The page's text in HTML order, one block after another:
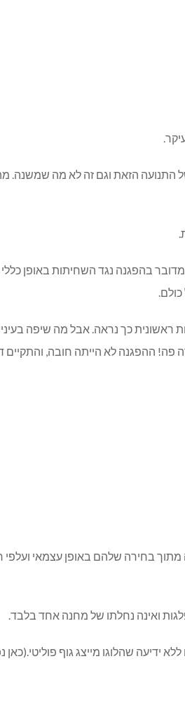
התנועה הזאת וגם זה לא מה שמשנה.
בהפגנה נגד השחיתות באופן
ראשונית כך נראה. אבל מה שיפה
ההפגנה לא הייתה חובה, והתקיים
מתוך בחירה שלהם באופן עצמאי
ואינה נחלתו של מחנה אחד בלבד.
שהלוגו מייצג גוף פוליטי.(כאן